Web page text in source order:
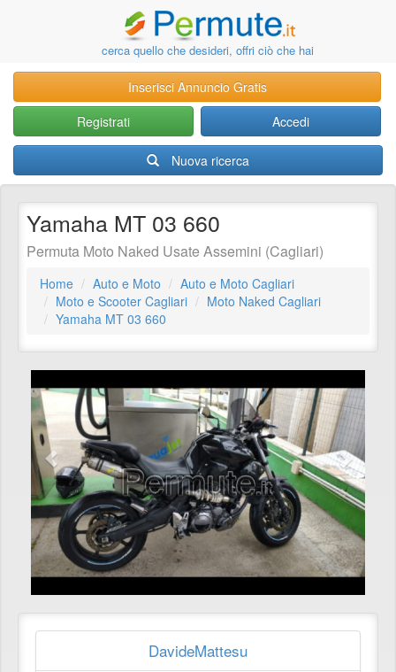
cerca quello che desideri, offri ciò che hai
Inserisci Annuncio Gratis
Registrati
Accedi
Nuova ricerca
Yamaha MT 03 660
Permuta Moto Naked Usate Assemini (Cagliari)
Home Auto e Moto
Auto e Moto Cagliari
Moto e Scooter Cagliari
Moto Naked Cagliari
Yamaha MT 03 660
DavideMattesu